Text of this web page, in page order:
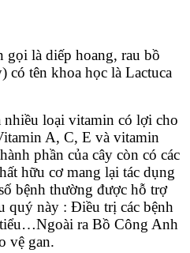
gọi là diếp hoang, rau bồ
có tên khoa học là Lactuca
loại vitamin có lợi cho
A, C, E và vitamin
phần của cây còn có các
hữu cơ mang lại tác dụng
bệnh thường được hỗ trợ
quý này : Điều trị các bệnh
tiểu…Ngoài ra Bồ Công Anh
vệ gan.